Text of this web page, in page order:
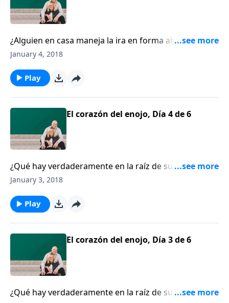
¿Alguien en casa maneja la ira en forma abusiva?
¿Usted ha tratado de persuadir a esa persona que no
a buscar ayuda.
January 4, 2018
Play
El corazón del enojo, Día 4 de 6
¿Qué hay verdaderamente en la raíz de su enojo?
Chip Ingram nos ofrece consejos prácticos para lidiar
January 3, 2018
Play
El corazón del enojo, Día 3 de 6
¿Qué hay verdaderamente en la raíz de su enojo?